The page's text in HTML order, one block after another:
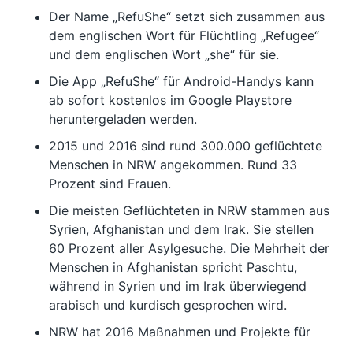
Der Name „RefuShe“ setzt sich zusammen aus
dem englischen Wort für Flüchtling „Refugee“
und dem englischen Wort „she“ für sie.
Die App „RefuShe“ für Android-Handys kann
ab sofort kostenlos im Google Playstore
heruntergeladen werden.
2015 und 2016 sind rund 300.000 geflüchtete
Menschen in NRW angekommen. Rund 33
Prozent sind Frauen.
Die meisten Geflüchteten in NRW stammen aus
Syrien, Afghanistan und dem Irak. Sie stellen
60 Prozent aller Asylgesuche. Die Mehrheit der
Menschen in Afghanistan spricht Paschtu,
während in Syrien und im Irak überwiegend
arabisch und kurdisch gesprochen wird.
NRW hat 2016 Maßnahmen und Projekte für